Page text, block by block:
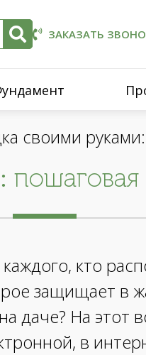
ЗАКАЗАТЬ
своими
кто
защищает в
даче? На
в